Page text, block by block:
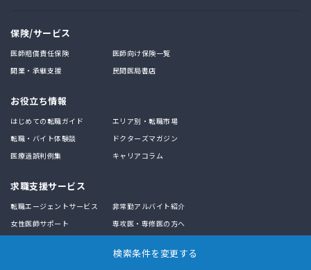
検索条件を変更する
保険/サービス
医師賠償責任保険
医師向け保険一覧
開業・承継支援
民間医局書店
お役立ち情報
はじめての転職ガイド
エリア別・転職市場
転職・バイト体験談
ドクターズマガジン
医療過誤判例集
キャリアコラム
求職支援サービス
転職エージェントサービス
非常勤アルバイト紹介
女性医師サポート
専攻医・専修医の方へ